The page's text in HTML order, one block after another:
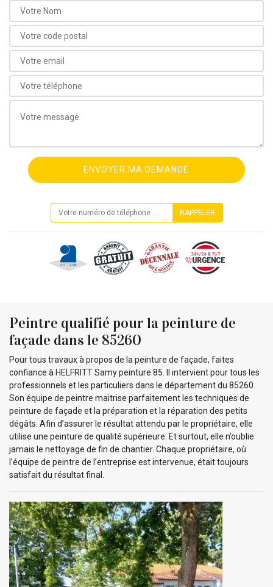
Peintre qualifié pour la peinture de
façade dans le 85260
Pour tous travaux à propos de la peinture de façade, faites
confiance à HELFRITT Samy peinture 85. Il intervient pour tous les
professionnels et les particuliers dans le département du 85260.
Son équipe de peintre maitrise parfaitement les techniques de
peinture de façade et la préparation et la réparation des petits
dégâts. Afin d’assurer le résultat attendu par le propriétaire, elle
utilise une peinture de qualité supérieure. Et surtout, elle n’oublie
jamais le nettoyage de fin de chantier. Chaque propriétaire, où
l’équipe de peintre de l’entreprise est intervenue, était toujours
satisfait du résultat final.